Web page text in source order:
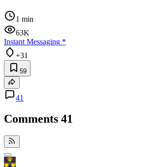
1 min
63K
Instant Messaging *
+31
59
41
Comments 41